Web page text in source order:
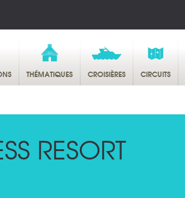
THÉMATIQUES CROISIÈRES CIRCUITS
RESORT